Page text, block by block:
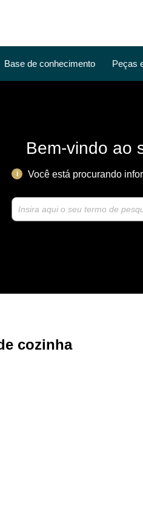
Base de conhecimento Peças
Bem-vindo ao
Você está procurando
i
cozinha